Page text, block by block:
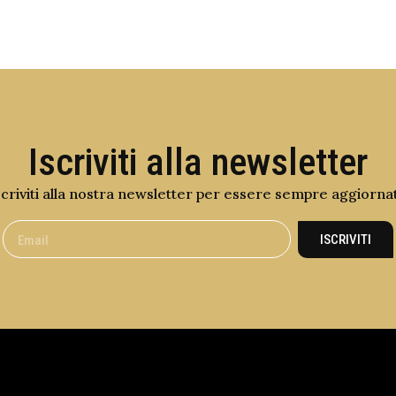
Iscriviti alla newsletter
alla nostra newsletter per essere sempre
ISCRIVITI